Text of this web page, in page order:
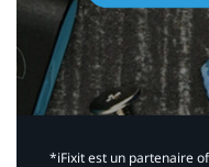
*iFixit est un partenaire